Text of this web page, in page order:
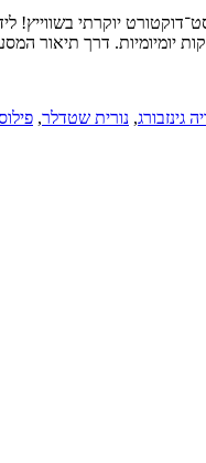
יוקרתי
יומיומיות. דרך
גינזבורג, נורית שטדלר,